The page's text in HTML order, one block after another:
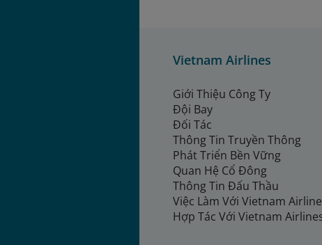
Vietnam Airlines
Giới Thiệu Công Ty
Đội Bay
Đối Tác
Thông Tin Truyền Thông
Phát Triển Bền Vững
Quan Hệ Cổ Đông
Thông Tin Đấu Thầu
Việc Làm Với Vietnam
Hợp Tác Với Vietnam